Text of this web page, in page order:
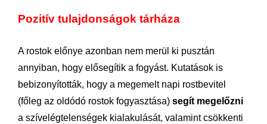
Pozitív tulajdonságok tárháza
A rostok előnye azonban nem merül ki pusztán
annyiban, hogy elősegítik a fogyást. Kutatások is
bebizonyították, hogy a megemelt napi rostbevitel
(főleg az oldódó rostok fogyasztása) segít megelőzni
a szívelégtelenségek kialakulását, valamint csökkenti